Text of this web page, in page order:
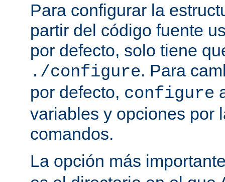
Para configurar la
partir del código fuente
por defecto, solo tiene
./configure. Para
por defecto, configure
variables y opciones por
comandos.
La opción más